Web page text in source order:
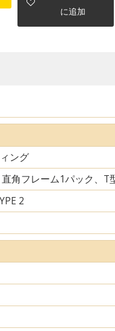
に追加
ング
角フレーム1パック、T
2